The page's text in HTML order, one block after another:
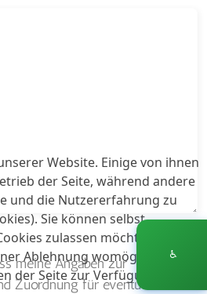
meine Angaben zur
Zuordnung für eventuelle
♿
Website. Einige von ihnen
der Seite, während andere
und die Nutzererfahrung zu
Sie können selbst
zulassen möchten. Bitte
Ablehnung womöglich nicht
der Seite zur Verfügung stehen.